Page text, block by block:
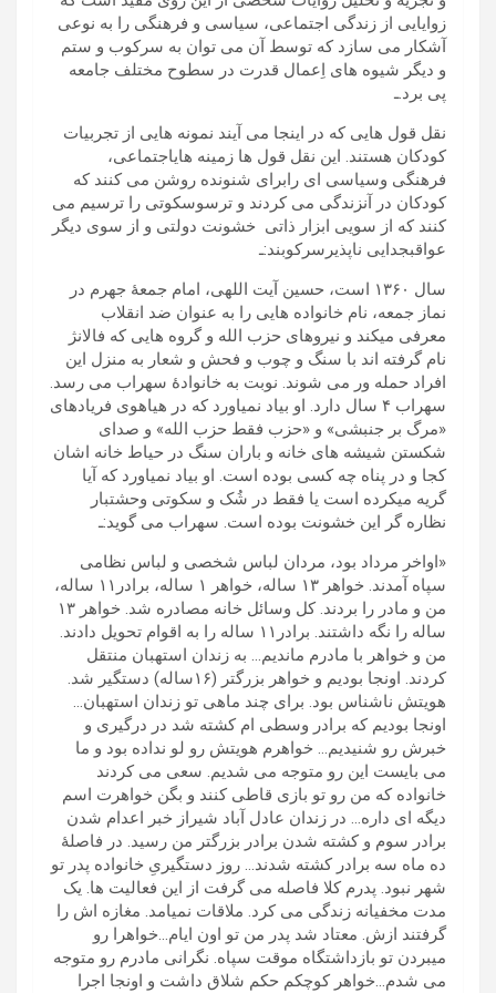
زوایایی از زندگی اجتماعی، سیاسی و فرهنگی را به نوعی
آشکار می سازد که توسط آن می توان به سرکوب و ستم
و دیگر شیوه های اِعمال قدرت در سطوح مختلف جامعه
پی برد.ـ
نقل قول هایی که در اینجا می آیند نمونه هایی از تجربیات
کودکان هستند. این نقل قول ها زمینه هایاجتماعی،
فرهنگی وسیاسی ای رابرای شنونده روشن می کنند که
کودکان در آنزندگی می کردند و ترسوسکوتی را ترسیم می
کنند که از سویی ابزار ذاتی خشونت دولتی و از سوی دیگر
عواقبجدایی ناپذیرسرکوبند:ـ
سال ۱۳۶۰ است، حسین آیت اللهی، امام جمعۀ جهرم در
نماز جمعه، نام خانواده هایی را به عنوان ضد انقلاب
معرفی میکند و نیروهای حزب الله و گروه هایی که فالانژ
نام گرفته اند با سنگ و چوب و فحش و شعار به منزل این
افراد حمله ور می شوند. نوبت به خانوادۀ سهراب می رسد.
سهراب ۴ سال دارد. او بیاد نمیاورد که در هیاهوی فریادهای
«مرگ بر جنبشی» و «حزب فقط حزب الله» و صدای
شکستن شیشه های خانه و باران سنگ در حیاط خانه اشان
کجا و در پناه چه کسی بوده است. او بیاد نمیاورد که آیا
گریه میکرده است یا فقط در شُک و سکوتی وحشتبار
نظاره گر این خشونت بوده است. سهراب می گوید:ـ
«اواخر مرداد بود، مردان لباس شخصی و لباس نظامی
سپاه آمدند. خواهر ۱۳ ساله، خواهر ۱ ساله، برادر۱۱ ساله،
من و مادر را بردند. کل وسائل خانه مصادره شد. خواهر ۱۳
ساله را نگه داشتند. برادر۱۱ ساله را به اقوام تحویل دادند.
من و خواهر با مادرم ماندیم… به زندان استهبان منتقل
کردند. اونجا بودیم و خواهر بزرگتر (۱۶ساله) دستگیر شد.
هویتش ناشناس بود. برای چند ماهی تو زندان استهبان…
اونجا بودیم که برادر وسطی ام کشته شد در درگیری و
خبرش رو شنیدیم… خواهرم هویتش رو لو نداده بود و ما
می بایست این رو متوجه می شدیم. سعی می کردند
خانواده که من رو تو بازی قاطی کنند و بگن خواهرت اسم
دیگه ای داره… در زندان عادل آباد شیراز خبر اعدام شدن
برادر سوم و کشته شدن برادر بزرگتر من رسید. در فاصلۀ
ده ماه سه برادر کشته شدند… روز دستگیریِ خانواده پدر تو
شهر نبود. پدرم کلا فاصله می گرفت از این فعالیت ها. یک
مدت مخفیانه زندگی می کرد. ملاقات نمیامد. مغازه اش را
گرفتند ازش. معتاد شد پدر من تو اون ایام…خواهرا رو
میبردن تو بازداشتگاه موقت سپاه. نگرانی مادرم رو متوجه
می شدم…خواهر کوچکم حکم شلاق داشت و اونجا اجرا